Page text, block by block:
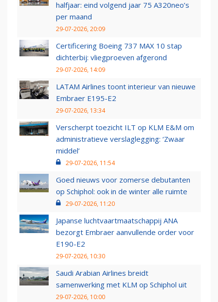
halfjaar: eind volgend jaar 75 A320neo’s
per maand
29-07-2026, 20:09
Certificering Boeing 737 MAX 10 stap
dichterbij: vliegproeven afgerond
29-07-2026, 14:09
LATAM Airlines toont interieur van nieuwe
Embraer E195-E2
29-07-2026, 13:34
Verscherpt toezicht ILT op KLM E&M om
administratieve verslaglegging: ‘Zwaar
middel’
29-07-2026, 11:54
Goed nieuws voor zomerse debutanten
op Schiphol: ook in de winter alle ruimte
29-07-2026, 11:20
Japanse luchtvaartmaatschappij ANA
bezorgt Embraer aanvullende order voor
E190-E2
29-07-2026, 10:30
Saudi Arabian Airlines breidt
samenwerking met KLM op Schiphol uit
29-07-2026, 10:00